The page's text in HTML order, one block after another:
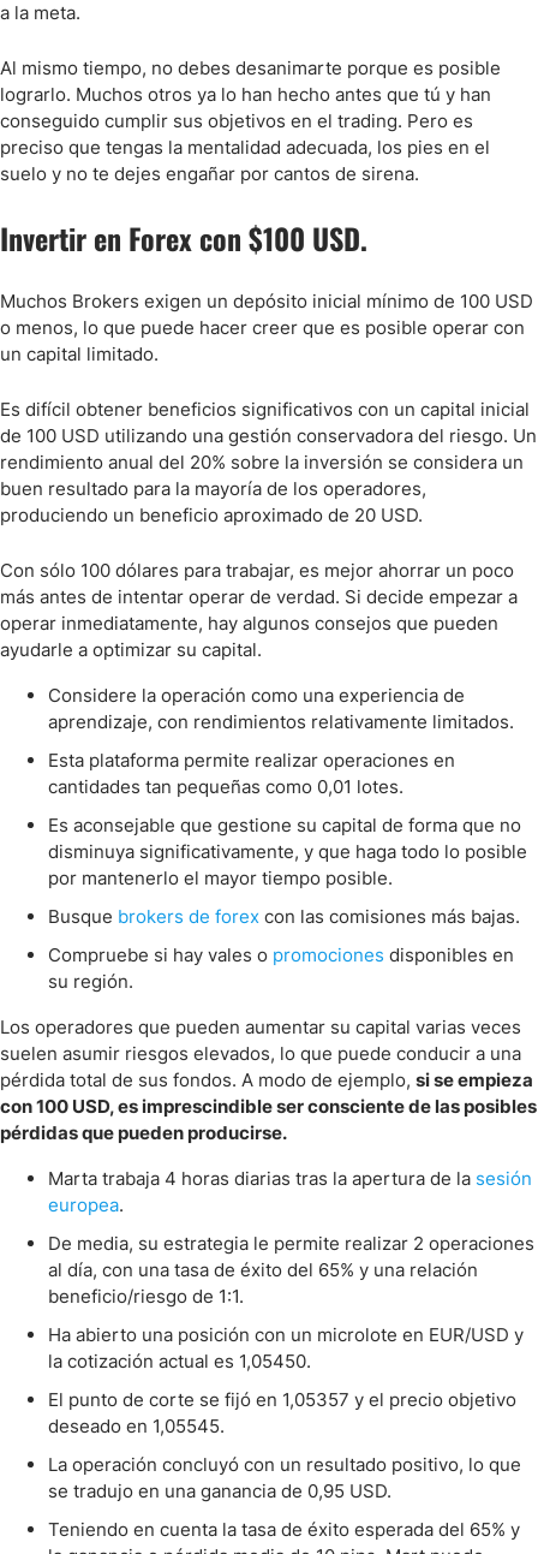
a la meta.
Al mismo tiempo, no debes desanimarte porque es posible
lograrlo. Muchos otros ya lo han hecho antes que tú y han
conseguido cumplir sus objetivos en el trading. Pero es
preciso que tengas la mentalidad adecuada, los pies en el
suelo y no te dejes engañar por cantos de sirena.
Invertir en Forex con $100 USD.
Muchos Brokers exigen un depósito inicial mínimo de 100 USD
o menos, lo que puede hacer creer que es posible operar con
un capital limitado.
Es difícil obtener beneficios significativos con un capital inicial
de 100 USD utilizando una gestión conservadora del riesgo. Un
rendimiento anual del 20% sobre la inversión se considera un
buen resultado para la mayoría de los operadores,
produciendo un beneficio aproximado de 20 USD.
Con sólo 100 dólares para trabajar, es mejor ahorrar un poco
más antes de intentar operar de verdad. Si decide empezar a
operar inmediatamente, hay algunos consejos que pueden
ayudarle a optimizar su capital.
Considere la operación como una experiencia de
aprendizaje, con rendimientos relativamente limitados.
Esta plataforma permite realizar operaciones en
cantidades tan pequeñas como 0,01 lotes.
Es aconsejable que gestione su capital de forma que no
disminuya significativamente, y que haga todo lo posible
por mantenerlo el mayor tiempo posible.
Busque brokers de forex con las comisiones más bajas.
Compruebe si hay vales o promociones disponibles en
su región.
Los operadores que pueden aumentar su capital varias veces
suelen asumir riesgos elevados, lo que puede conducir a una
pérdida total de sus fondos. A modo de ejemplo, si se empieza
con 100 USD, es imprescindible ser consciente de las posibles
pérdidas que pueden producirse.
Marta trabaja 4 horas diarias tras la apertura de la sesión
europea.
De media, su estrategia le permite realizar 2 operaciones
al día, con una tasa de éxito del 65% y una relación
beneficio/riesgo de 1:1.
Ha abierto una posición con un microlote en EUR/USD y
la cotización actual es 1,05450.
El punto de corte se fijó en 1,05357 y el precio objetivo
deseado en 1,05545.
La operación concluyó con un resultado positivo, lo que
se tradujo en una ganancia de 0,95 USD.
Teniendo en cuenta la tasa de éxito esperada del 65% y